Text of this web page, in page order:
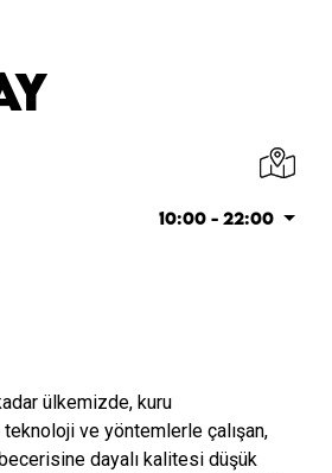
ülkemizde, kuru
ve yöntemlerle çalışan,
becerisine dayalı kalitesi düşük
10:00 - 22:00